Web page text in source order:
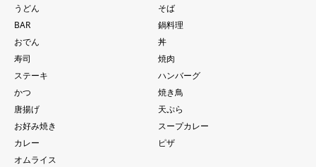
うどん
そば
BAR
鍋料理
おでん
丼
寿司
焼肉
ステーキ
ハンバーグ
かつ
焼き鳥
唐揚げ
天ぷら
お好み焼き
スープカレー
カレー
ピザ
オムライス